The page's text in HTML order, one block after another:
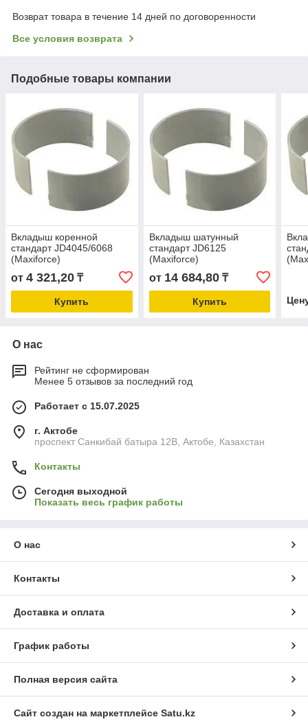
Возврат товара в течение 14 дней по договоренности
Все условия возврата
Подобные товары компании
Вкладыш коренной
стандарт JD4045/6068
(Maxiforce)
от 4 321,20 ₸
Купить
Вкладыш шатунный
стандарт JD6125
(Maxiforce)
от 14 684,80₸
Купить
О нас
Рейтинг не сформирован
Менее 5 отзывов за последний год
Работает с 15.07.2025
г. Актобе
проспект Санкибай батыра 12В, Актобе, Казахстан
Контакты
Сегодня выходной
Показать весь график работы
О нас
Контакты
Доставка и оплата
График работы
Полная версия сайта
Сайт создан на маркетплейсе Satu.kz